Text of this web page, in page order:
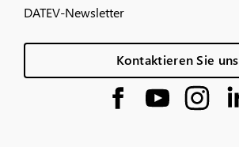
DATEV-Newsletter
Kontaktieren Sie uns